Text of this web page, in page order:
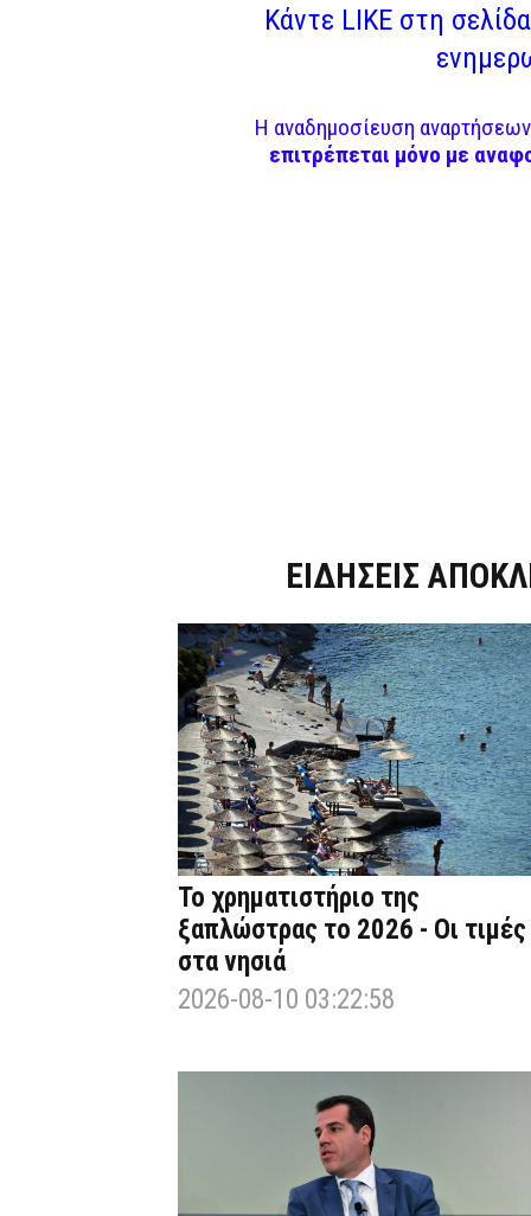
Κάντε LIKE στη
Η αναδημοσίευση
επιτρέπεται μόνο με
ΕΙΔΗΣΕΙΣ
Το χρηματιστήριο της
ξαπλώστρας το 2026 - Οι τιμές
στα νησιά
2026-08-10 03:22:58